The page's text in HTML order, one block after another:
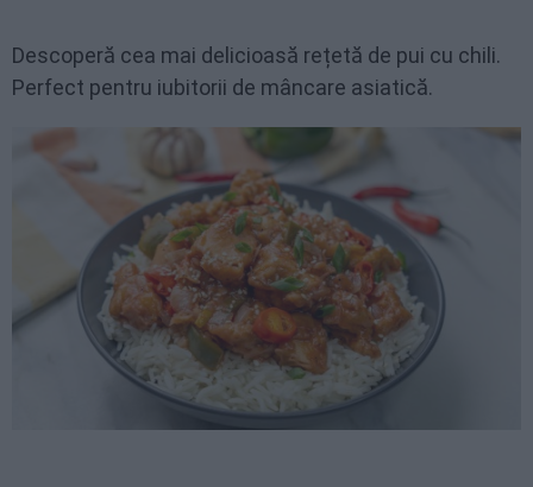
Descoperă cea mai delicioasă rețetă de pui cu chili.
Perfect pentru iubitorii de mâncare asiatică.